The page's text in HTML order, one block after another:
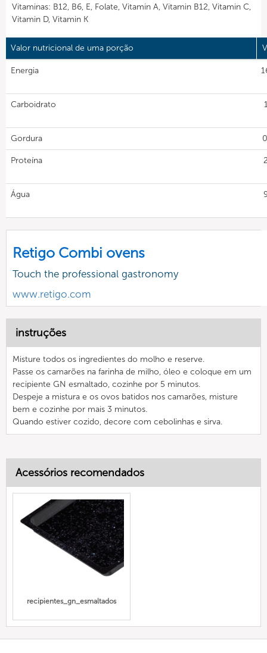
Vitaminas: B12, B6, E, Folate, Vitamin A, Vitamin B12, Vitamin C,
Vitamin D, Vitamin K
Valor nutricional de uma porção
Energia
Carboidrato
Gordura
Proteína
Água
Retigo Combi ovens
Touch the professional gastronomy
www.retigo.com
instruções
Misture todos os ingredientes do molho e reserve.
Passe os camarões na farinha de milho, óleo e coloque em um
recipiente GN esmaltado, cozinhe por 5 minutos.
Despeje a mistura e os ovos batidos nos camarões, misture
bem e cozinhe por mais 3 minutos.
Quando estiver cozido, decore com cebolinhas e sirva.
Acessórios recomendados
recipientes_gn_esmaltados